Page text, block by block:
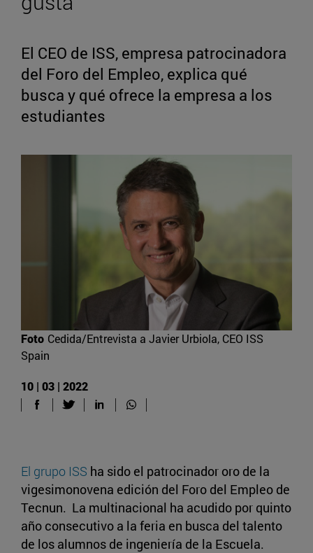
El CEO de ISS, empresa patrocinadora
del Foro del Empleo, explica qué
busca y qué ofrece la empresa a los
estudiantes
Foto Cedida/Entrevista a Javier Urbiola, CEO ISS
Spain
10 | 03 | 2022
El grupo ISS ha sido el patrocinador oro de la
vigesimonovena edición del Foro del Empleo de
Tecnun. La multinacional ha acudido por quinto
año consecutivo a la feria en busca del talento
de los alumnos de ingeniería de la Escuela.